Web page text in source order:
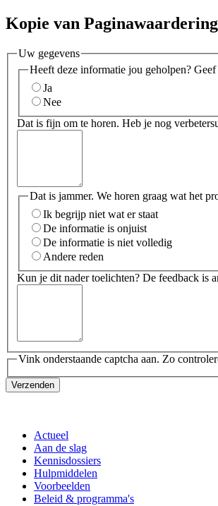
Kopie van Paginawaardering
Uw gegevens
Heeft deze informatie jou geholpen?
Ja
Nee
Dat is fijn om te horen. Heb je nog
Dat is jammer. We horen graag wat het
Ik begrijp niet wat er staat
De informatie is onjuist
De informatie is niet volledig
Andere reden
Kun je dit nader toelichten? De feedback is
Vink onderstaande captcha aan. Zo
Verzenden
Actueel
Aan de slag
Kennisdossiers
Hulpmiddelen
Voorbeelden
Beleid & programma's